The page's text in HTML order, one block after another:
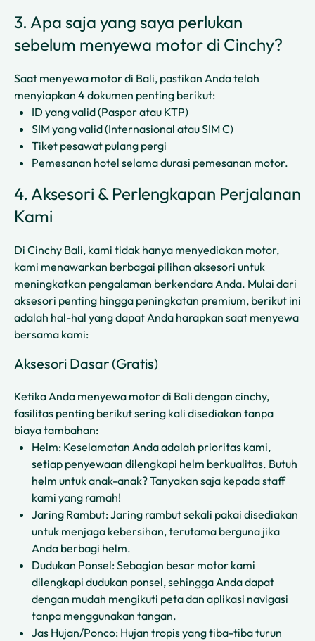
3. Apa saja yang saya perlukan
sebelum menyewa motor di Cinchy?
Saat menyewa motor di Bali, pastikan Anda telah
menyiapkan 4 dokumen penting berikut:
ID yang valid (Paspor atau KTP)
SIM yang valid (Internasional atau SIM C)
Tiket pesawat pulang pergi
Pemesanan hotel selama durasi pemesanan motor.
4. Aksesori & Perlengkapan Perjalanan
Kami
Di Cinchy Bali, kami tidak hanya menyediakan motor,
kami menawarkan berbagai pilihan aksesori untuk
meningkatkan pengalaman berkendara Anda. Mulai dari
aksesori penting hingga peningkatan premium, berikut ini
adalah hal-hal yang dapat Anda harapkan saat menyewa
bersama kami:
Aksesori Dasar (Gratis)
Ketika Anda menyewa motor di Bali dengan cinchy,
fasilitas penting berikut sering kali disediakan tanpa
biaya tambahan:
Helm: Keselamatan Anda adalah prioritas kami,
setiap penyewaan dilengkapi helm berkualitas. Butuh
helm untuk anak-anak? Tanyakan saja kepada staff
kami yang ramah!
Jaring Rambut: Jaring rambut sekali pakai disediakan
untuk menjaga kebersihan, terutama berguna jika
Anda berbagi helm.
Dudukan Ponsel: Sebagian besar motor kami
dilengkapi dudukan ponsel, sehingga Anda dapat
dengan mudah mengikuti peta dan aplikasi navigasi
tanpa menggunakan tangan.
Jas Hujan/Ponco: Hujan tropis yang tiba-tiba turun